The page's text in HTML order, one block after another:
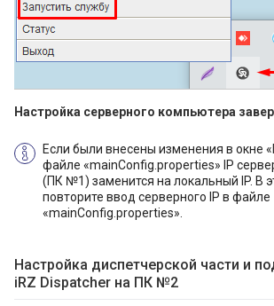
Настройка серверного компьютера
Если были внесены изменения в окне
файле «mainConfig.properties» IP
(ПК №1) заменится на локальный IP. В
повторите ввод серверного IP в файле
«mainConfig.properties».
Настройка диспетчерской части и
iRZ Dispatcher на ПК №2